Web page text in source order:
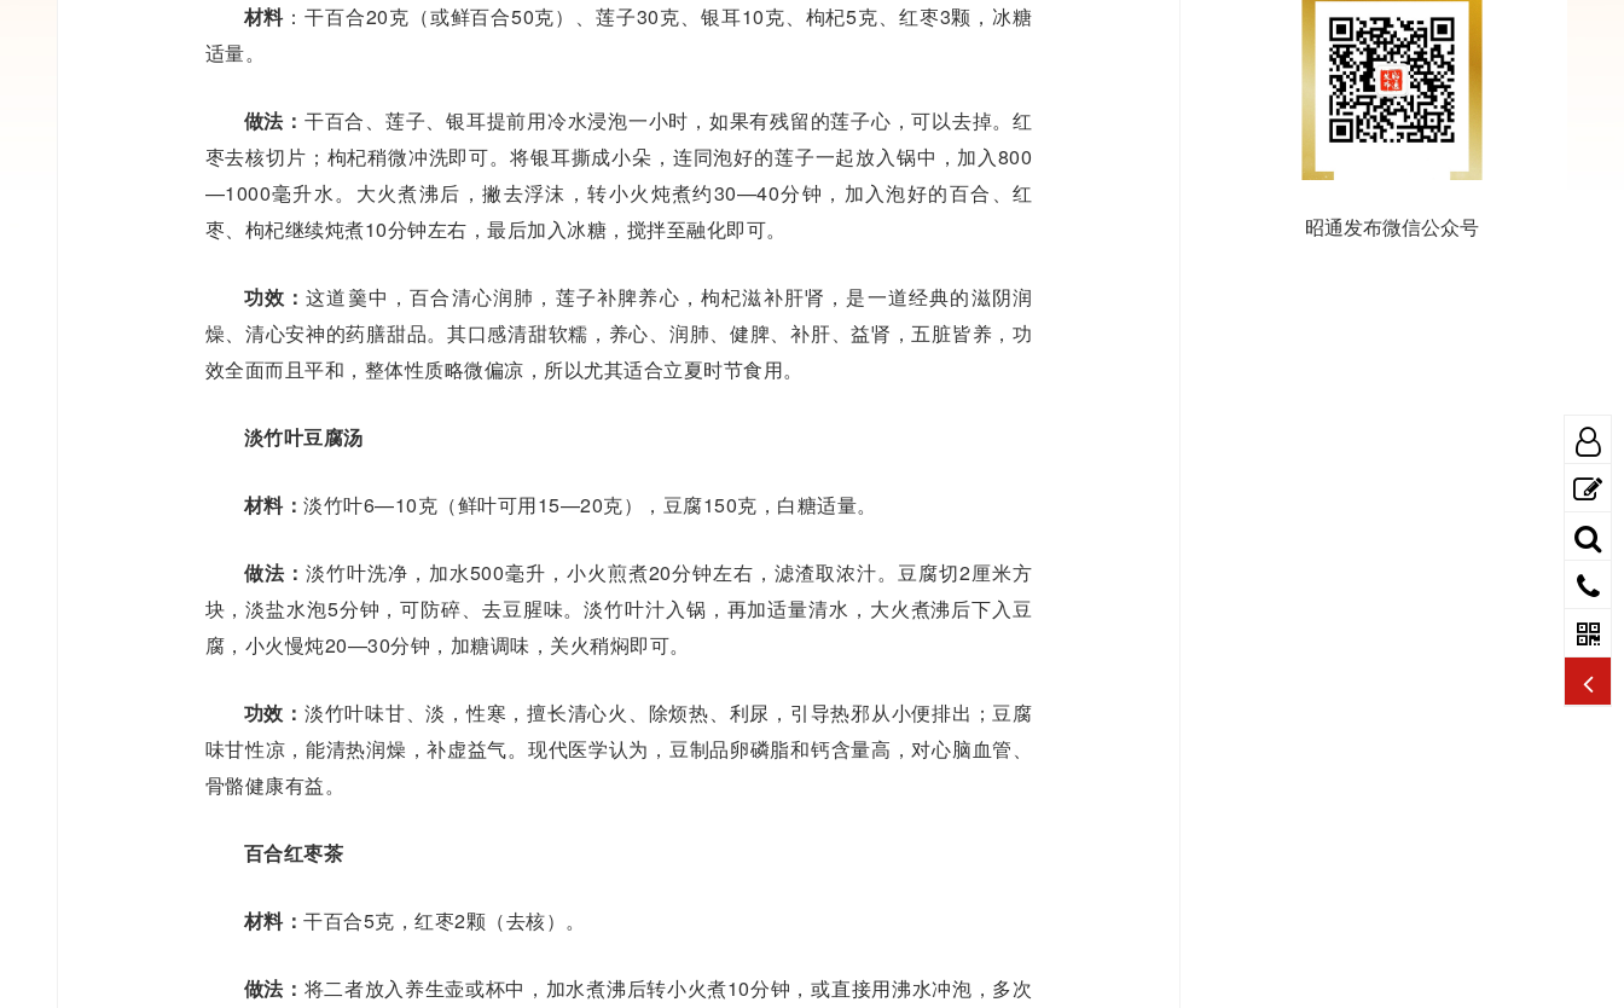
材料 ：干百合20克（或鲜百合50克）、莲子30克、银耳10克、枸杞5克、红枣3颗，冰糖
适量。
做法： 干百合、莲子、银耳提前用冷水浸泡一小时，如果有残留的莲子心，可以去掉。红
枣去核切片；枸杞稍微冲洗即可。将银耳撕成小朵，连同泡好的莲子一起放入锅中，加入800
—1000毫升水。大火煮沸后，撇去浮沫，转小火炖煮约30—40分钟，加入泡好的百合、红
枣、枸杞继续炖煮10分钟左右，最后加入冰糖，搅拌至融化即可。
功效：这道羹中，百合清心润肺，莲子补脾养心，枸杞滋补肝肾，是一道经典的滋阴润
燥、清心安神的药膳甜品。其口感清甜软糯，养心、润肺、健脾、补肝、益肾，五脏皆养，功
效全面而且平和，整体性质略微偏凉，所以尤其适合立夏时节食用。
淡竹叶豆腐汤
材料： 淡竹叶6—10克（鲜叶可用15—20克），豆腐150克，白糖适量。
做法： 淡竹叶洗净，加水500毫升，小火煎煮20分钟左右，滤渣取浓汁。豆腐切2厘米方
块，淡盐水泡5分钟，可防碎、去豆腥味。淡竹叶汁入锅，再加适量清水，大火煮沸后下入豆
腐，小火慢炖20—30分钟，加糖调味，关火稍焖即可。
功效： 淡竹叶味甘、淡，性寒，擅长清心火、除烦热、利尿，引导热邪从小便排出；豆腐
味甘性凉，能清热润燥，补虚益气。现代医学认为，豆制品卵磷脂和钙含量高，对心脑血管、
骨骼健康有益。
百合红枣茶
材料： 干百合5克，红枣2颗（去核）。
做法： 将二者放入养生壶或杯中，加水煮沸后转小火煮10分钟，或直接用沸水冲泡，多次
昭通发布微信公众号